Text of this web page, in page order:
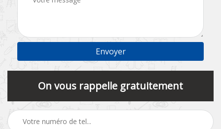
On vous rappelle gratuitement